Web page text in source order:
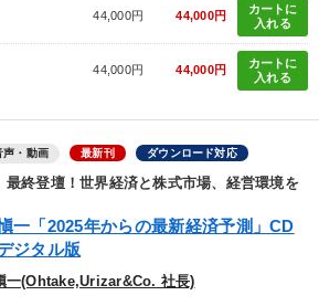
44,000円 44,000円
カートに
入れる
44,000円 44,000円
カートに
入れる
声・動画 最新刊 ダウンロード対応
最終登壇！世界経済と株式市場、経営環境を
一「2025年からの最新経済予測」CD
ジタル版
一(Ohtake,Urizar&Co. 社長)